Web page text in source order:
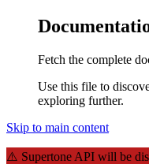
Fetch the complete
Use this file to
exploring further.
Skip to main content
⚠️ Supertone API will be